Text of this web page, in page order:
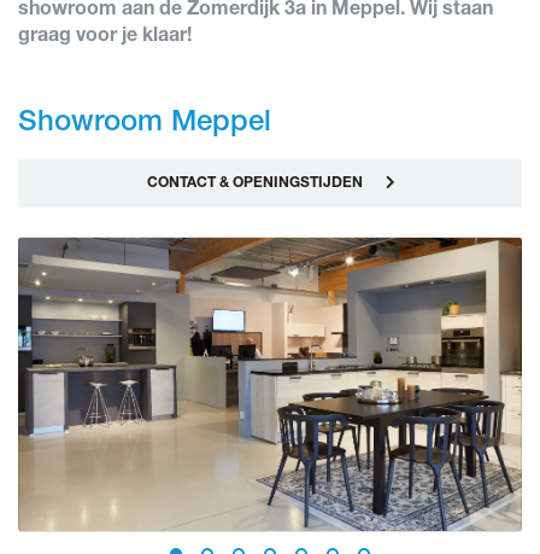
showroom aan de Zomerdijk 3a in Meppel. Wij staan
graag voor je klaar!
Showroom Meppel
CONTACT & OPENINGSTIJDEN